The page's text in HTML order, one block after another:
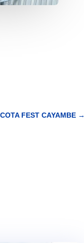
FEST CAYAMBE→